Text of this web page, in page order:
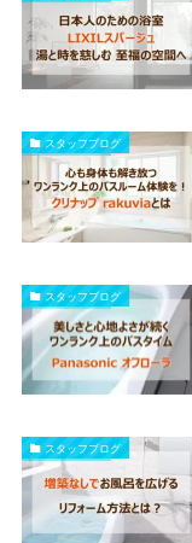
スタッフブログ
スタッフブログ
スタッフブログ